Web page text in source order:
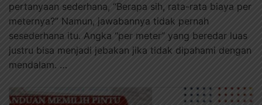
pertanyaan sederhana, “Berapa sih, rata-rata biaya per
meternya?” Namun, jawabannya tidak pernah
sesederhana itu. Angka “per meter” yang beredar luas
justru bisa menjadi jebakan jika tidak dipahami dengan
mendalam. …